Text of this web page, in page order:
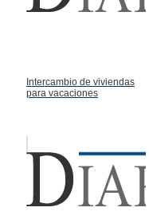
Intercambio de viviendas
para vacaciones